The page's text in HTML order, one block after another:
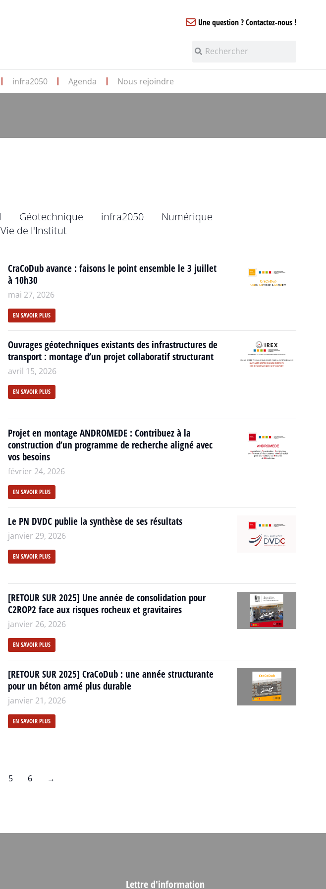
Une question ? Contactez-nous !
infra2050 Agenda Nous rejoindre
Géotechnique infra2050
Numérique
Vie de l'Institut
CraCoDub avance : faisons le point ensemble le 3 juillet
à 10h30
mai 27, 2026
EN SAVOIR PLUS
Ouvrages géotechniques existants des infrastructures de
transport : montage d’un projet collaboratif structurant
avril 15, 2026
EN SAVOIR PLUS
Projet en montage ANDROMEDE : Contribuez à la
construction d’un programme de recherche aligné avec
vos besoins
février 24, 2026
EN SAVOIR PLUS
Le PN DVDC publie la synthèse de ses résultats
janvier 29, 2026
EN SAVOIR PLUS
[RETOUR SUR 2025] Une année de consolidation pour
C2ROP2 face aux risques rocheux et gravitaires
janvier 26, 2026
EN SAVOIR PLUS
[RETOUR SUR 2025] CraCoDub : une année structurante
pour un béton armé plus durable
janvier 21, 2026
EN SAVOIR PLUS
5 6 →
Lettre d'information